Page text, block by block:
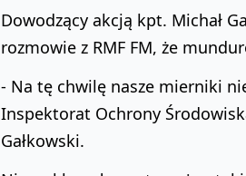
Dowodzący akcją kpt. Michał
rozmowie z RMF FM, że
- Na tę chwilę nasze mierniki
Inspektorat Ochrony
Gałkowski.